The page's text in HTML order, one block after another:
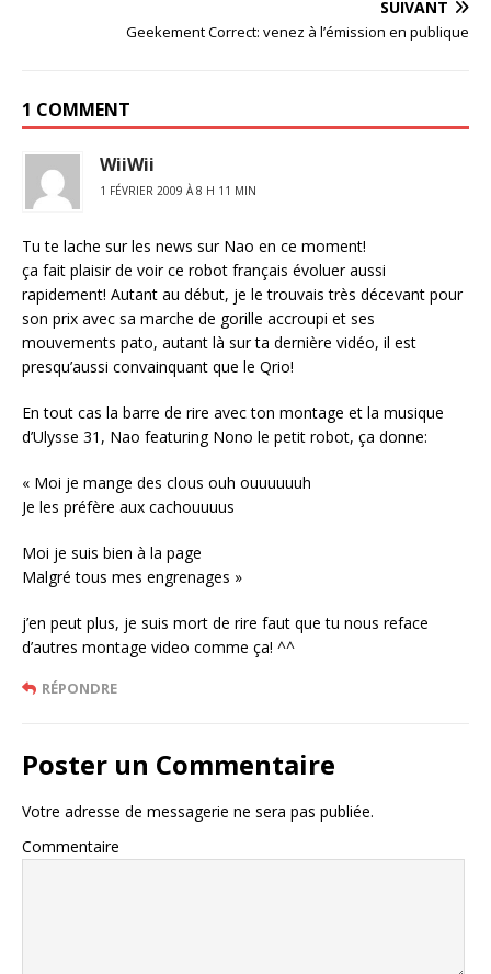
SUIVANT
Geekement Correct: venez à l’émission en publique
1 COMMENT
WiiWii
1 FÉVRIER 2009 À 8 H 11 MIN
Tu te lache sur les news sur Nao en ce moment!
ça fait plaisir de voir ce robot français évoluer aussi
rapidement! Autant au début, je le trouvais très décevant pour
son prix avec sa marche de gorille accroupi et ses
mouvements pato, autant là sur ta dernière vidéo, il est
presqu’aussi convainquant que le Qrio!
En tout cas la barre de rire avec ton montage et la musique
d’Ulysse 31, Nao featuring Nono le petit robot, ça donne:
« Moi je mange des clous ouh ouuuuuuh
Je les préfère aux cachouuuus
Moi je suis bien à la page
Malgré tous mes engrenages »
j’en peut plus, je suis mort de rire faut que tu nous reface
d’autres montage video comme ça! ^^
RÉPONDRE
Poster un Commentaire
Votre adresse de messagerie ne sera pas publiée.
Commentaire